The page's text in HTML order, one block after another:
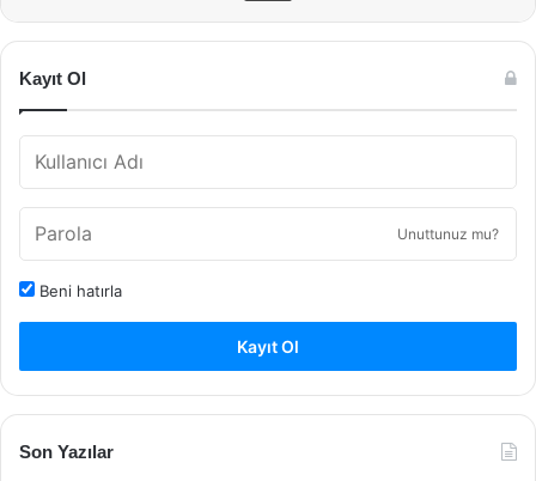
Kayıt Ol
Unuttunuz mu?
Beni hatırla
Kayıt Ol
Son Yazılar